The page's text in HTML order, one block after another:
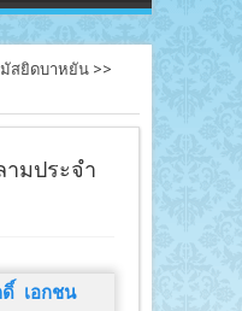
สยิดบาหยัน>>
มประจำ
เอกชน